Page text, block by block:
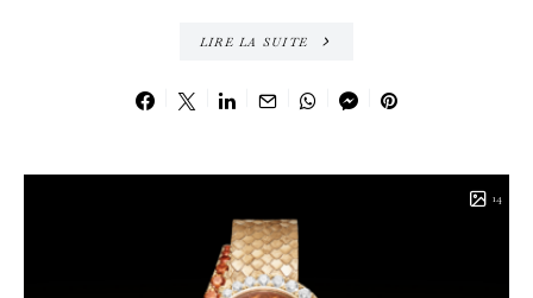
LIRE LA SUITE
14